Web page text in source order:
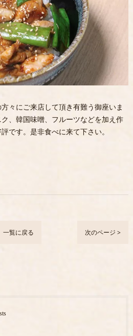
々にご来店して頂き有難う御座いま
、韓国味噌、フルーツなどを加え作
です。是非食べに来て下さい。
一覧に戻る 次のページ >